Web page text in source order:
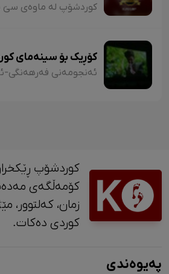
کۆڕیک بۆ سینەمای
کوردشۆپ
کۆمەڵگەی
کوردی دەکات.
پەیوەندی